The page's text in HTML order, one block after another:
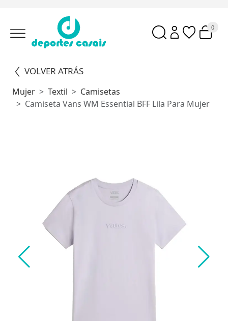
0
VOLVER ATRÁS
Mujer Textil
Camisetas
Camiseta Vans WM Essential BFF Lila Para Mujer